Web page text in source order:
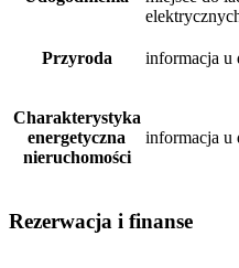
Przyroda informacja u
Charakterystyka
energetyczna
nieruchomości
informacja u
Rezerwacja i finanse